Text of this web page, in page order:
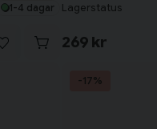
1-4 dagar Lagerstatus
269 kr
-17%